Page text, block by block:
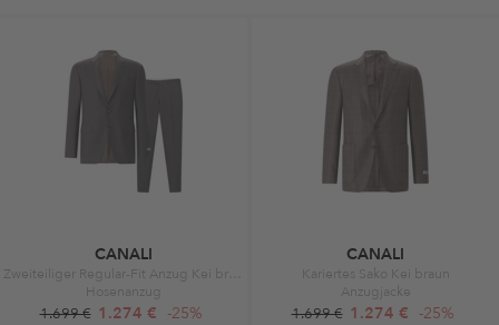
CANALI
Hosenanzug
1.699 € 1.274 € -25%
CANALI
Kariertes Sako Kei braun
Anzugjacke
1.699 € 1.274 € -25%